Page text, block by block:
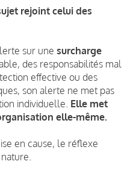
rejoint celui des
sur une surcharge
des responsabilités mal
effective ou des
son alerte ne met pas
individuelle. Elle met
elle-même.
en cause, le réflexe